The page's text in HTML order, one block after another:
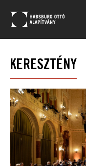
KERESZTÉNY